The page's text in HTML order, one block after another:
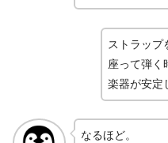
ストラップ
座って弾く
楽器が安定
なるほど。